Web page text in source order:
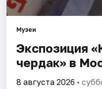
Музеи
Экспозиция
чердак» в
8 августа 2026 •